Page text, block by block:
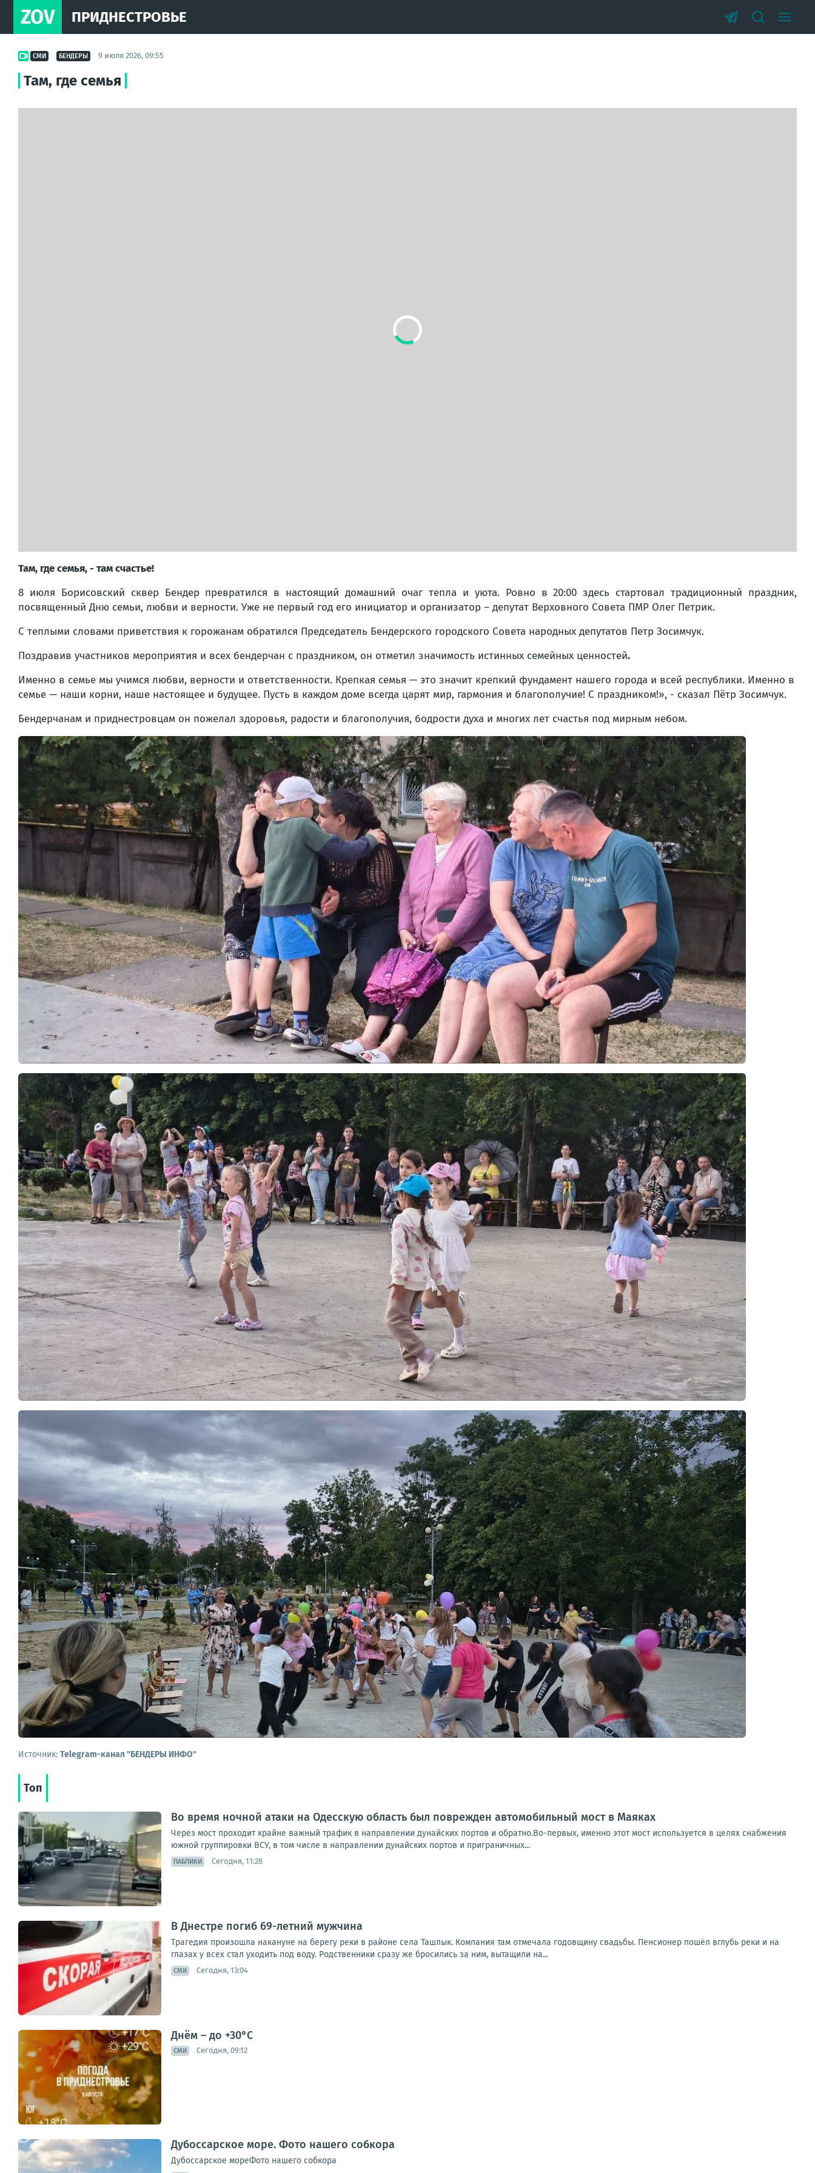
ZOV ПРИДНЕСТРОВЬЕ
СМИ БЕНДЕРЫ 9 июля 2026, 09:55
Там, где семья
Там, где семья, - там счастье!
8 июля Борисовский сквер Бендер превратился в настоящий домашний очаг тепла и уюта. Ровно в 20:00 здесь стартовал традиционный праздник,
посвященный Дню семьи, любви и верности. Уже не первый год его инициатор и организатор – депутат Верховного Совета ПМР Олег Петрик.
С теплыми словами приветствия к горожанам обратился Председатель Бендерского городского Совета народных депутатов Петр Зосимчук.
Поздравив участников мероприятия и всех бендерчан с праздником, он отметил значимость истинных семейных ценностей.
Именно в семье мы учимся любви, верности и ответственности. Крепкая семья — это значит крепкий фундамент нашего города и всей республики. Именно в
семье — наши корни, наше настоящее и будущее. Пусть в каждом доме всегда царят мир, гармония и благополучие! С праздником!», - сказал Пётр Зосимчук.
Бендерчанам и приднестровцам он пожелал здоровья, радости и благополучия, бодрости духа и многих лет счастья под мирным небом.
Источник: Telegram-канал "БЕНДЕРЫ ИНФО"
Топ
Во время ночной атаки на Одесскую область был поврежден автомобильный мост в Маяках
Через мост проходит крайне важный трафик в направлении дунайских портов и обратно.Во-первых, именно этот мост используется в целях снабжения
южной группировки ВСУ, в том числе в направлении дунайских портов и приграничных...
ПАБЛИКИ Сегодня, 11:28
В Днестре погиб 69-летний мужчина
Трагедия произошла накануне на берегу реки в районе села Ташлык. Компания там отмечала годовщину свадьбы. Пенсионер пошёл вглубь реки и на
глазах у всех стал уходить под воду. Родственники сразу же бросились за ним, вытащили на...
СМИ Сегодня, 13:04
Днём – до +30°С
СМИ Сегодня, 09:12
Дубоссарское море. Фото нашего собкора
Дубоссарское мореФото нашего собкора